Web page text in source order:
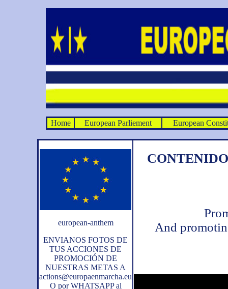
Home European Parliement European
european-anthem
ENVIANOS FOTOS DE
TUS ACCIONES DE
PROMOCIÓN DE
NUESTRAS METAS A
actions@europaenmarcha.eu
O por WHATSAPPal
And